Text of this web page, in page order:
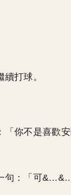
打球。
：「你不是喜歡
句：「可